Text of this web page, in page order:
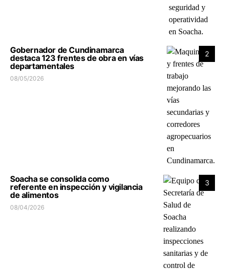
2
Gobernador de Cundinamarca
destaca 123 frentes de obra en vías
departamentales
08/05/2026
3
Soacha se consolida como
referente en inspección y vigilancia
de alimentos
08/04/2026